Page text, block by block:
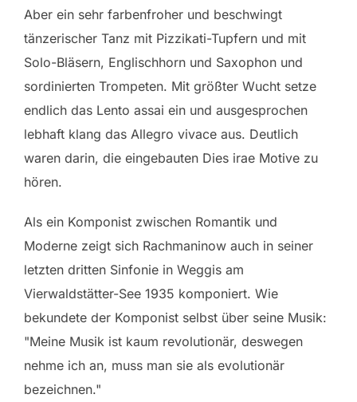
Aber ein sehr farbenfroher und beschwingt
tänzerischer Tanz mit Pizzikati-Tupfern und mit
Solo-Bläsern, Englischhorn und Saxophon und
sordinierten Trompeten. Mit größter Wucht setze
endlich das Lento assai ein und ausgesprochen
lebhaft klang das Allegro vivace aus. Deutlich
waren darin, die eingebauten Dies irae Motive zu
hören.
Als ein Komponist zwischen Romantik und
Moderne zeigt sich Rachmaninow auch in seiner
letzten dritten Sinfonie in Weggis am
Vierwaldstätter-See 1935 komponiert. Wie
bekundete der Komponist selbst über seine Musik:
"Meine Musik ist kaum revolutionär, deswegen
nehme ich an, muss man sie als evolutionär
bezeichnen."